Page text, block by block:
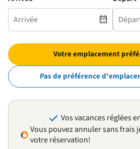
Votre emplacement
Pas de préférence
Vos vacances réglées
Vous pouvez annuler sans frais
votre réservation!